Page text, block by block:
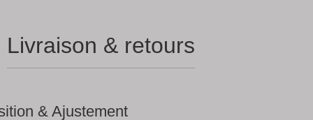
Livraison & retours
& Ajustement